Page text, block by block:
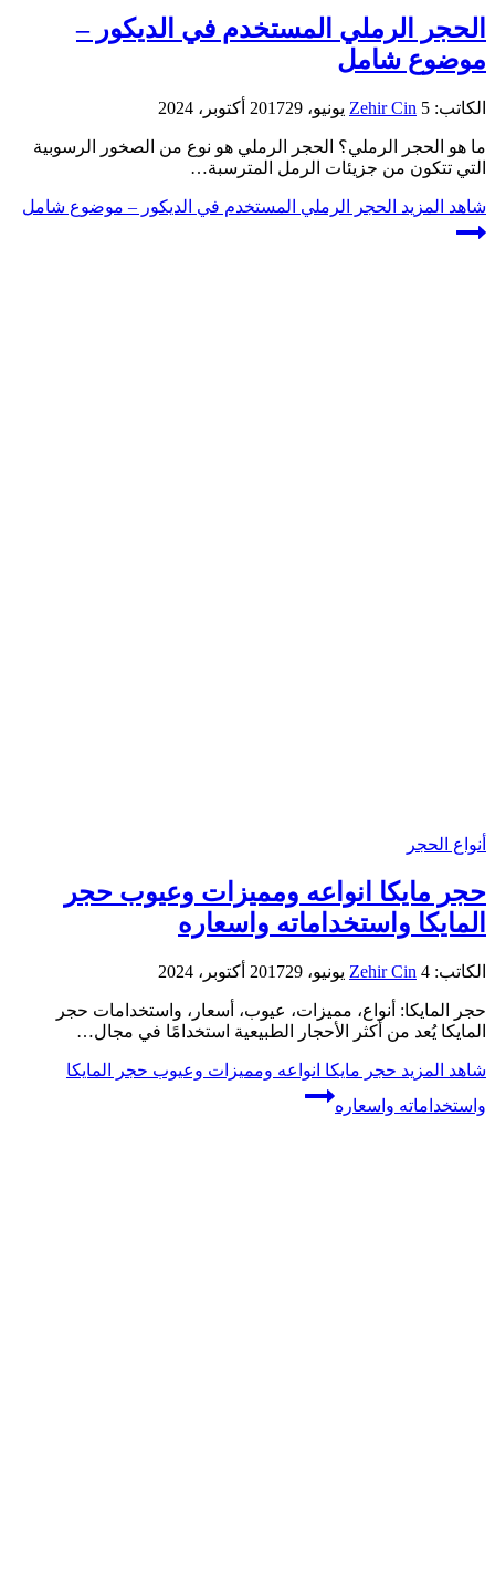
الحجر الرملي المستخدم في الديكور –
موضوع شامل
الكاتب: Zehir Cin 5 يونيو، 2017 29 أكتوبر، 2024
ما هو الحجر الرملي؟ الحجر الرملي هو نوع من الصخور الرسوبية
التي تتكون من جزيئات الرمل المترسبة…
شاهد المزيد الحجر الرملي المستخدم في الديكور – موضوع شامل
أنواع الحجر
حجر مايكا انواعه ومميزات وعيوب حجر
المايكا واستخداماته واسعاره
الكاتب: Zehir Cin 4 يونيو، 2017 29 أكتوبر، 2024
حجر المايكا: أنواع، مميزات، عيوب، أسعار، واستخدامات حجر
المايكا يُعد من أكثر الأحجار الطبيعية استخدامًا في مجال…
شاهد المزيد حجر مايكا انواعه ومميزات وعيوب حجر المايكا
واستخداماته واسعاره